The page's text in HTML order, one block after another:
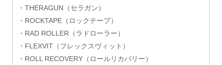
・THERAGUN（セラガン）
・ROCKTAPE（ロックテープ）
・RAD ROLLER（ラドローラー）
・FLEXVIT（フレックスヴィット）
・ROLL RECOVERY（ロールリカバリー）